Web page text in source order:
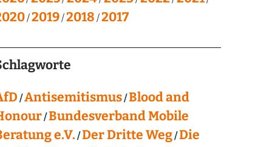
2019 2018 2017
Antisemitismus Blood and
Bundesverband Mobile
e.V. Der Dritte Weg Die